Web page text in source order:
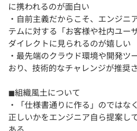
に携われるのが面白い
・自前主義だからこそ、エンジニ
テムに対する「お客様や社内ユー
ダイレクトに見られるのが嬉しい
・最先端のクラウド環境や開発ツ
おり、技術的なチャレンジが推奨
◼組織風土について
・「仕様書通りに作る」のではな
正しいかをエンジニア自ら提案し